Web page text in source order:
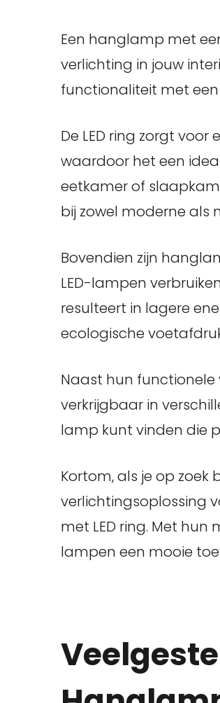
Een hanglamp met
verlichting in jouw
functionaliteit met een
De LED ring zorgt
waardoor het een
eetkamer of
bij zowel moderne als
Bovendien zijn
LED-lampen
resulteert in lagere
ecologische
Naast hun functionele
verkrijgbaar in
lamp kunt vinden die
Kortom, als je op zoek
verlichtingsoplossing
met LED ring. Met
lampen een mooie